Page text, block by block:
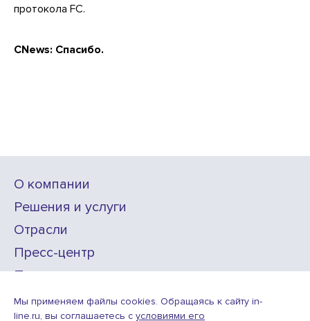
протокола FC.
CNews: Спасибо.
О компании
Решения и услуги
Отрасли
Пресс-центр
Проекты
Карьера
Мы применяем файлы cookies. Обращаясь к сайту in-
line.ru, вы соглашаетесь с условиями его